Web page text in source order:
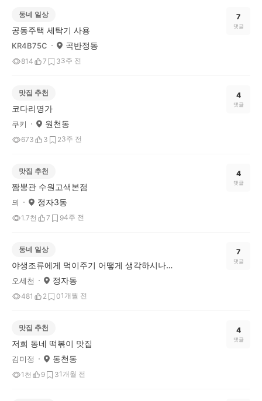
동네 일상
공동주택 세탁기 사용
KR4B75C 곡반정동
814 7 33주 전
7
댓글
맛집 추천
코다리명가
쿠키 원천동
673 3 23주 전
4
댓글
맛집 추천
짬뽕관 수원고색본점
믜 정자3동
1.7천 7 94주 전
4
댓글
동네 일상
야생조류에게 먹이주기 어떻게 생각하시나요?
오세천 정자동
481 2 01개월 전
7
댓글
맛집 추천
저희 동네 떡볶이 맛집
김미정 동천동
1천 9 31개월 전
4
댓글